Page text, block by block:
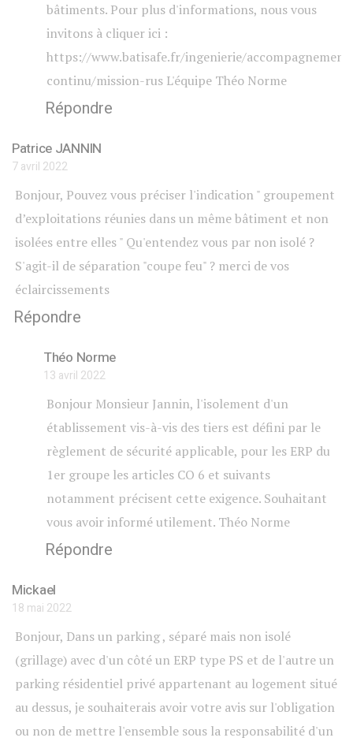
bâtiments. Pour plus d'informations, nous vous
invitons à cliquer ici :
https://www.batisafe.fr/ingenierie/
continu/mission-rus L'équipe Théo Norme
Répondre
Patrice JANNIN
7 avril 2022
Bonjour, Pouvez vous préciser l'indication " groupement
d’exploitations réunies dans un même bâtiment et non
isolées entre elles " Qu'entendez vous par non isolé ?
S'agit-il de séparation "coupe feu" ? merci de vos
éclaircissements
Répondre
Théo Norme
13 avril 2022
Bonjour Monsieur Jannin, l'isolement d'un
établissement vis-à-vis des tiers est défini par le
règlement de sécurité applicable, pour les ERP du
1er groupe les articles CO 6 et suivants
notamment précisent cette exigence. Souhaitant
vous avoir informé utilement. Théo Norme
Répondre
Mickael
18 mai 2022
Bonjour, Dans un parking , séparé mais non isolé
(grillage) avec d'un côté un ERP type PS et de l'autre un
parking résidentiel privé appartenant au logement situé
au dessus, je souhaiterais avoir votre avis sur l'obligation
ou non de mettre l'ensemble sous la responsabilité d'un